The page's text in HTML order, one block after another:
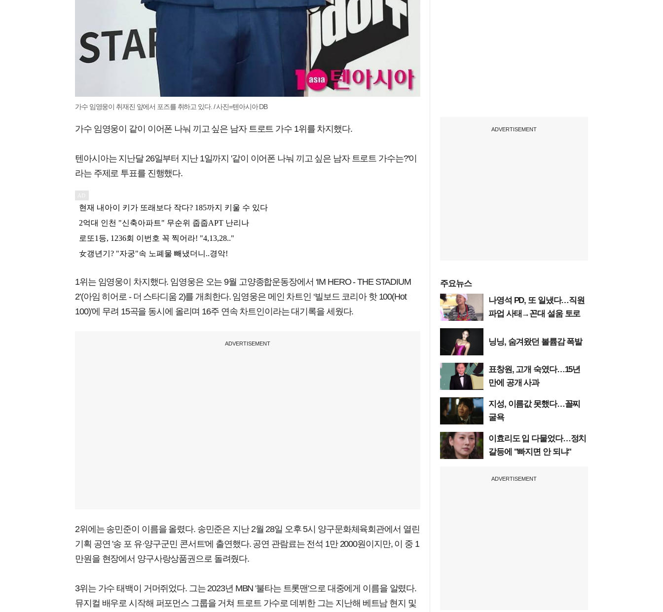
가수 임영웅이 취재진 앞에서 포즈를 취하고 있다. / 사진=텐아시아 DB
가수 임영웅이 같이 이어폰 나눠 끼고 싶은 남자 트로트 가수 1위를 차지했다.
텐아시아는 지난달 26일부터 지난 1일까지 '같이 이어폰 나눠 끼고 싶은 남자 트로트 가수는?'이
라는 주제로 투표를 진행했다.
1위는 임영웅이 차지했다. 임영웅은 오는 9월 고양종합운동장에서 ‘IM HERO - THE STADIUM
2’(아임 히어로 - 더 스타디움 2)를 개최한다. 임영웅은 메인 차트인 ‘빌보드 코리아 핫 100(Hot
100)’에 무려 15곡을 동시에 올리며 16주 연속 차트인이라는 대기록을 세웠다.
ADVERTISEMENT
2위에는 송민준이 이름을 올렸다. 송민준은 지난 2월 28일 오후 5시 양구문화체육회관에서 열린
기획 공연 '송 포 유·양구군민 콘서트'에 출연했다. 공연 관람료는 전석 1만 2000원이지만, 이 중 1
만원을 현장에서 양구사랑상품권으로 돌려줬다.
3위는 가수 태백이 거머쥐었다. 그는 2023년 MBN '불타는 트롯맨'으로 대중에게 이름을 알렸다.
뮤지컬 배우로 시작해 퍼포먼스 그룹을 거쳐 트로트 가수로 데뷔한 그는 지난해 베트남 현지 및
ADVERTISEMENT
주요뉴스
나영석 PD, 또 일냈다…직원
파업 사태→꼰대 설움 토로
닝닝, 숨겨왔던 볼륨감 폭발
표창원, 고개 숙였다…15년
만에 공개 사과
지성, 이름값 못했다…꼴찌
굴욕
이효리도 입 다물었다…정치
갈등에 "빠지면 안 되냐"
ADVERTISEMENT